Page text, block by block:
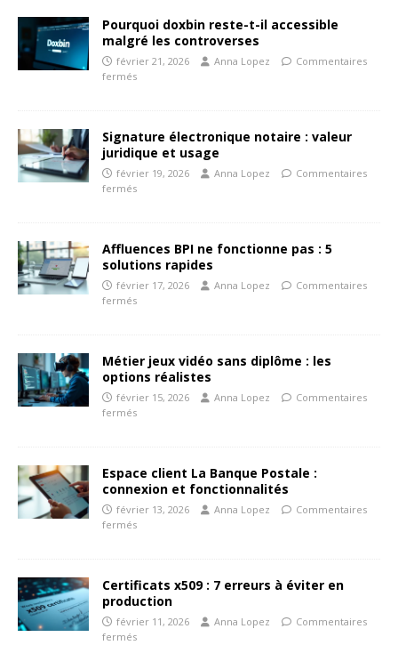
Pourquoi doxbin reste-t-il accessible
malgré les controverses
février 21, 2026 Anna Lopez
Commentaires
fermés
Signature électronique notaire : valeur
juridique et usage
février 19, 2026 Anna Lopez
Commentaires
fermés
Affluences BPI ne fonctionne pas : 5
solutions rapides
février 17, 2026 Anna Lopez
Commentaires
fermés
Métier jeux vidéo sans diplôme : les
options réalistes
février 15, 2026 Anna Lopez
Commentaires
fermés
Espace client La Banque Postale :
connexion et fonctionnalités
février 13, 2026 Anna Lopez
Commentaires
fermés
Certificats x509 : 7 erreurs à éviter en
production
février 11, 2026 Anna Lopez
Commentaires
fermés